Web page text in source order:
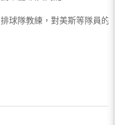
排球隊教練，對美斯等隊員的